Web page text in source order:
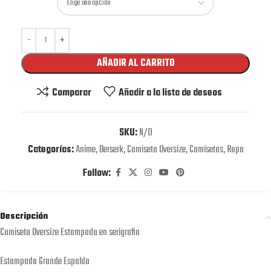
AÑADIR AL CARRITO
Comparar
Añadir a la lista de deseos
SKU:N/D
Categorías:Anime,Berserk,Camiseta Oversize,Camisetas,Ropa
Follow:
Descripción
Camiseta Oversize Estampada en serigrafia
Estampado Grande Espalda